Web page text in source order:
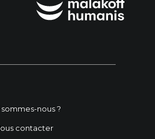
sommes-nous ?
contacter